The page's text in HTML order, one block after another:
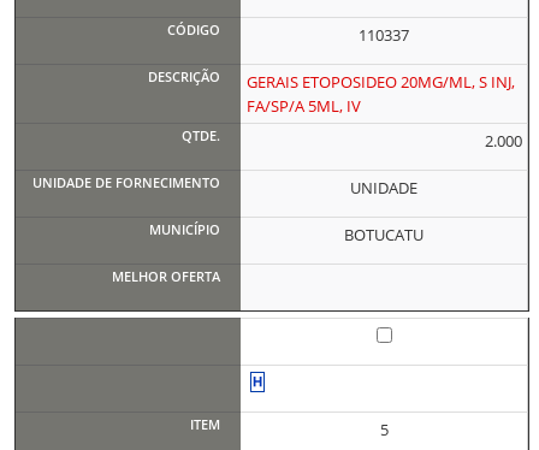
110337
GERAIS ETOPOSIDEO 20MG/ML, S INJ,
FA/SP/A 5ML, IV
2.000
UNIDADE
BOTUCATU
5